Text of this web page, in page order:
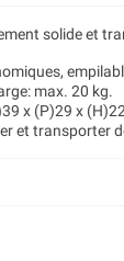
solide et
max. 20 kg.
x (P)29 x
et transporter